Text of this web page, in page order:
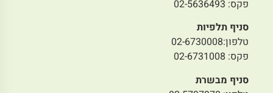
פקס: 02-5636493
סניף תלפיות
טלפון:02-6730008
פקס: 02-6731008
סניף מבשרת